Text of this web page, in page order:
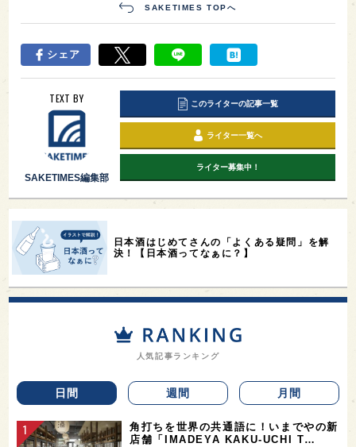
SAKETIMES TOPへ
シェア
TEXT BY
SAKETIMES編集部
このライターの記事一覧
ライター一覧へ
ライター募集中！
日本酒はじめてさんの「よくある疑問」を解
決！【日本酒ってなぁに？】
人気記事ランキング
日間 週間 月間
角打ちを世界の共通語に！いまでやの新
店舗「IMADEYA KAKU-UCHI T…